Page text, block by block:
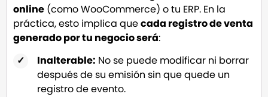
online (como WooCommerce) o tu ERP. En la
práctica, esto implica quecada registro de venta
generado por tu negocio será:
Inalterable: No se puede modificar ni borrar
después de su emisión sin que quede un
registro de evento.